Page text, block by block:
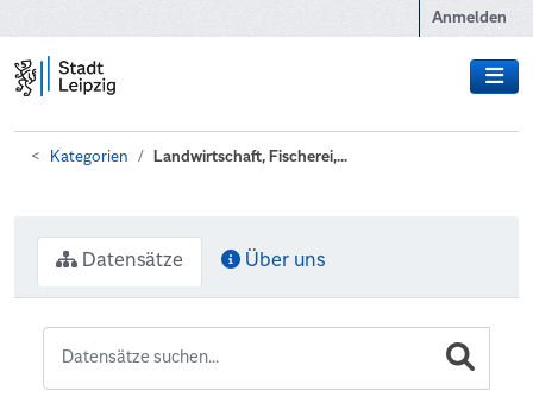
Anmelden
Kategorien Landwirtschaft, Fischerei,...
Datensätze Über uns